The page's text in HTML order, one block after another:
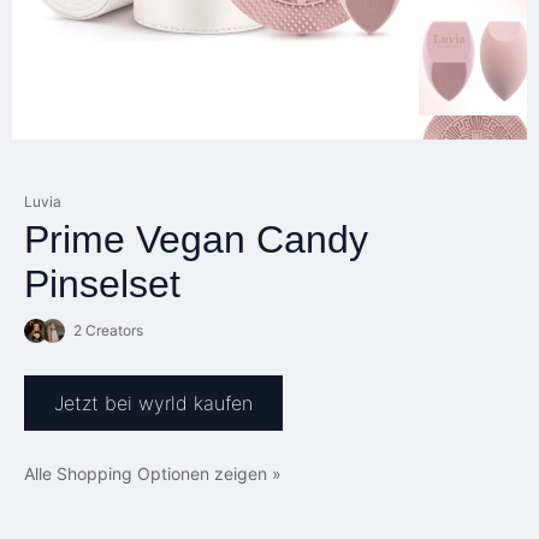
Luvia
Prime Vegan Candy
Pinselset
2 Creators
Jetzt bei wyrld kaufen
Alle Shopping Optionen zeigen »